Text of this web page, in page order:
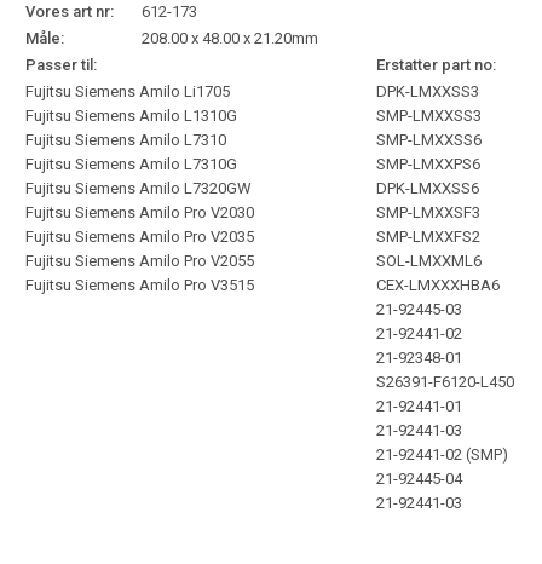
Vores art nr:
612-173
Måle:
208.00 x 48.00 x 21.20mm
Passer til:
Erstatter part no:
Fujitsu Siemens Amilo Li1705
Fujitsu Siemens Amilo L1310G
Fujitsu Siemens Amilo L7310
Fujitsu Siemens Amilo L7310G
Fujitsu Siemens Amilo L7320GW
Fujitsu Siemens Amilo Pro V2030
Fujitsu Siemens Amilo Pro V2035
Fujitsu Siemens Amilo Pro V2055
Fujitsu Siemens Amilo Pro V3515
DPK-LMXXSS3
SMP-LMXXSS3
SMP-LMXXSS6
SMP-LMXXPS6
DPK-LMXXSS6
SMP-LMXXSF3
SMP-LMXXFS2
SOL-LMXXML6
CEX-LMXXXHBA6
21-92445-03
21-92441-02
21-92348-01
S26391-F6120-L450
21-92441-01
21-92441-03
21-92441-02 (SMP)
21-92445-04
21-92441-03